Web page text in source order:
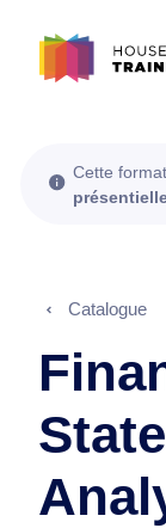
Cette
Catalogue